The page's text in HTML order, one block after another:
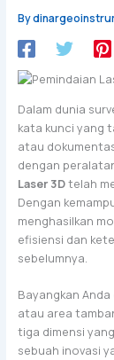
By
Dalam dunia
kata kunci yang
atau
dengan
Laser 3Dtelah
Dengan
menghasilkan
efisiensi dan
sebelumnya.
Bayangkan
atau area
tiga dimensi
sebuah inovasi